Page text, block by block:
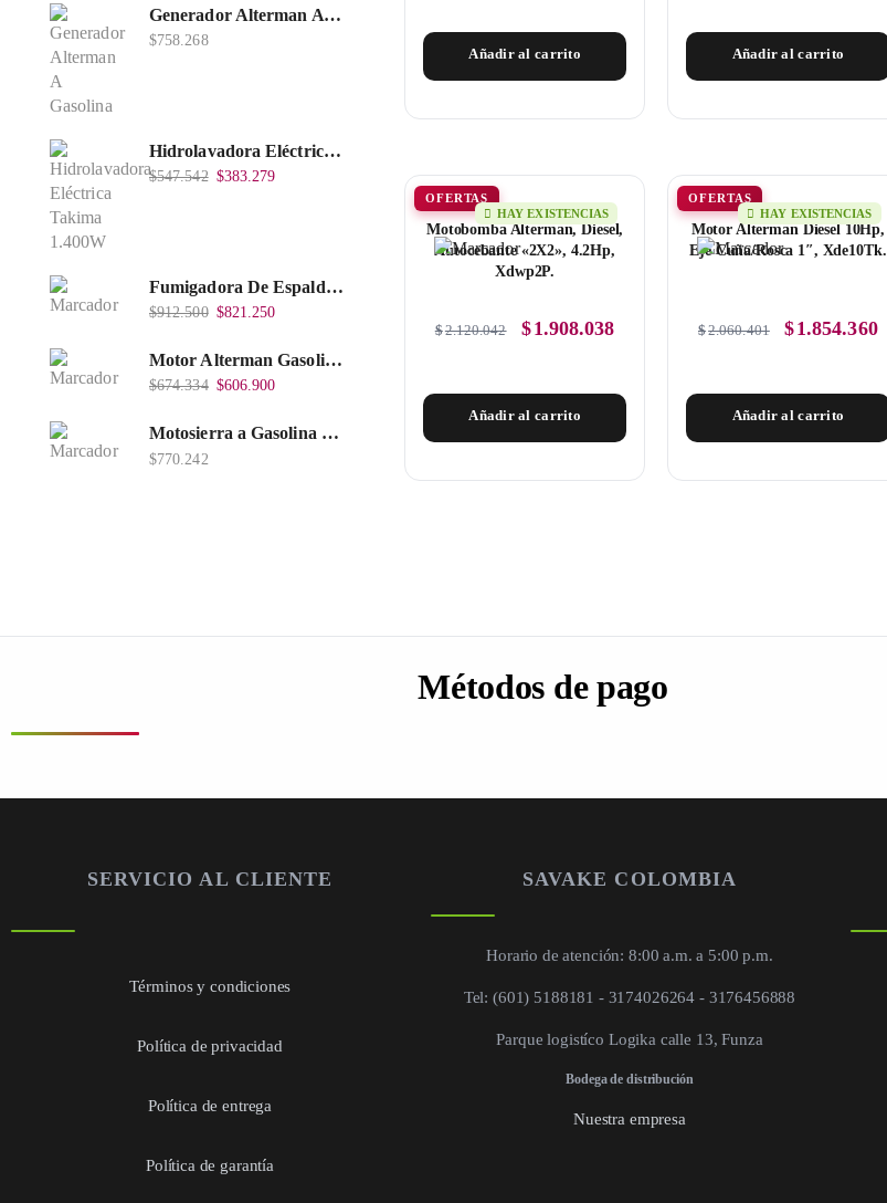
Añadir al carrito Añadir al carrito
OFERTAS
HAY EXISTENCIAS
Motobomba Alterman, Diesel,
Autocebante «2X2», 4.2Hp,
Xdwp2P.
$2.120.042 $1.908.038
Añadir al carrito
OFERTAS
HAY EXISTENCIAS
Motor Alterman Diesel 10Hp,
Eje Cuña/Rosca 1″, Xde10Tk.
$2.060.401 $1.854.360
Añadir al carrito
Generador Alterman A Gasolina 2T, 950W, Encendido Manual, 120 V, Con Chasis, EGG950-I.
$758.268
Hidrolavadora Eléctrica Takima 1.400W 1.600Psi, Tkepw-1600-A.
$547.542 $383.279
Fumigadora De Espalda Alterman Gasolina 2T, 26 Cc, Bomba Nylon Libre Mantenimiento, Tf900-A.
$912.500 $821.250
Motor Alterman Gasolina 4T, 6.5Hp Eje Cuña/Rosca 3/4", Xge65K.
$674.334 $606.900
Motosierra a Gasolina 52 Barra 20'' PD
$770.242
Métodos de pago
SERVICIO AL CLIENTE
Términos y condiciones
Política de privacidad
Política de entrega
Política de garantía
SAVAKE COLOMBIA
Horario de atención: 8:00 a.m. a 5:00 p.m.
Tel: (601) 5188181 - 3174026264 - 3176456888
Parque logistíco Logika calle 13, Funza
Bodega de distribución
Nuestra empresa